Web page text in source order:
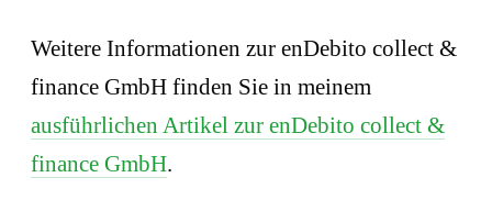
Weitere Informationen zur enDebito collect &
finance GmbH finden Sie in meinem
ausführlichen Artikel zur enDebito collect &
finance GmbH.